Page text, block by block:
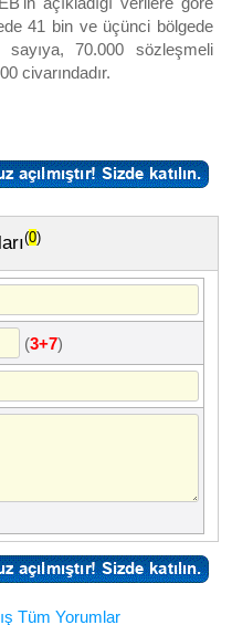
41 bin ve üçünci bölgede
70.000 sözleşmeli
civarındadır.
(0)
(3+7)
Tüm Yorumlar